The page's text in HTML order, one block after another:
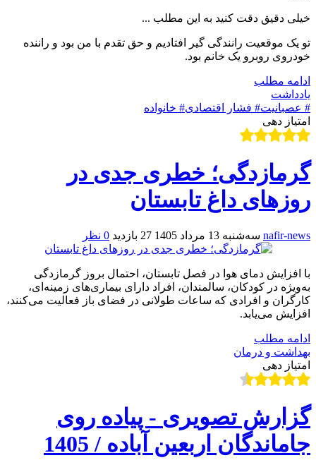
خیلی دقیق دقت کنید به این مطلب ...
تو یک موقعیت رانندگی گیر افتادیم و حق تقدم با من بود و راننده
خودروی روبرو یک خانم بود.
ادامه مطلب
یادداشت
# عصبانیت# فشار اقتصادی# خانواده
امتیاز دهی
گرمازدگی؛ خطری جدی در
روزهای داغ تابستان
nafir-news سه‌شنبه 13 مرداد 1405 27 بازدید 0 نظر
با افزایش دمای هوا در فصل تابستان، احتمال بروز گرمازدگی
به‌ویژه در کودکان، سالمندان، افراد دارای بیماری‌های زمینه‌ای،
کارگران و افرادی که ساعات طولانی در فضای باز فعالیت می‌کنند،
افزایش می‌یابد.
ادامه مطلب
بهداشت و درمان
امتیاز دهی
گزارش تصویری - پیاده روی
جاماندگان اربعین آباده / 1405